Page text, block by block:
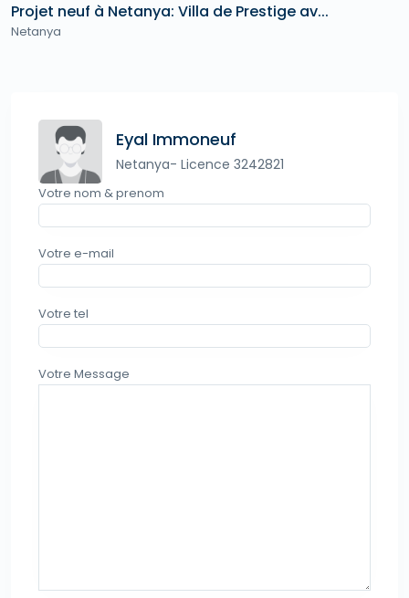
Projet neuf à Netanya: Villa de Prestige av...
Netanya
Eyal Immoneuf
Netanya- Licence 3242821
Votre nom & prenom
Votre e-mail
Votre tel
Votre Message